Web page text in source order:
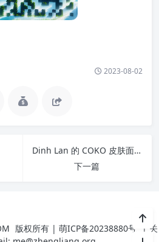
2023-08-02
Dinh Lan 的 COKO 皮肤面膜
下一篇
版权所有 | 萌ICP备20238880号 | 关